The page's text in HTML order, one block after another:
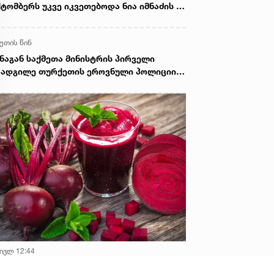
უკვე იკვეთებოდა ნია იმნაძის ის
განადგურებული მტკიცებულებები
წინ
საქმეთა მინისტრის პირველი
თურქეთის ეროვნული პოლიციის
12:44